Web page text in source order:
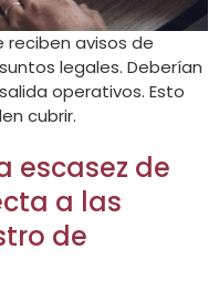
reciben avisos de
legales. Deberían
operativos. Esto
cubrir.
escasez de
a las
de